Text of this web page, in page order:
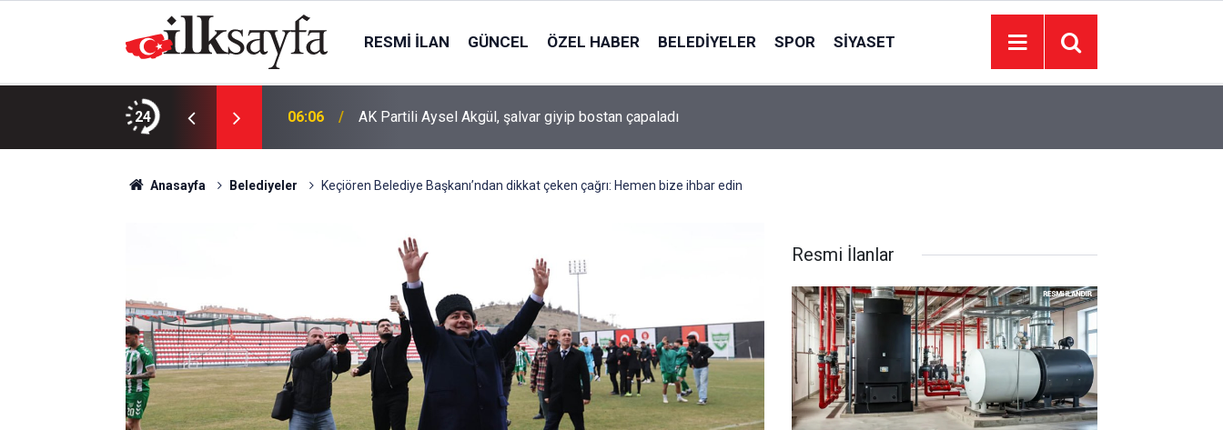
RESMI İLAN GÜNCEL ÖZEL HABER BELEDIYELER SPOR SIYASET
24
çalışmaya başladı 06:06 AK Partili Aysel Akgül, şalvar giyip bostan çapaladı
Anasayfa Belediyeler Keçiören Belediye Başkanı’ndan dikkat çeken çağrı: Hemen bize ihbar edin
Resmi İlanlar